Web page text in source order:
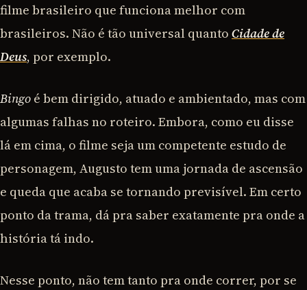
filme brasileiro que funciona melhor com
brasileiros. Não é tão universal quanto Cidade de
Deus, por exemplo.
Bingo é bem dirigido, atuado e ambientado, mas com
algumas falhas no roteiro. Embora, como eu disse
lá em cima, o filme seja um competente estudo de
personagem, Augusto tem uma jornada de ascensão
e queda que acaba se tornando previsível. Em certo
ponto da trama, dá pra saber exatamente pra onde a
história tá indo.
Nesse ponto, não tem tanto pra onde correr, por se